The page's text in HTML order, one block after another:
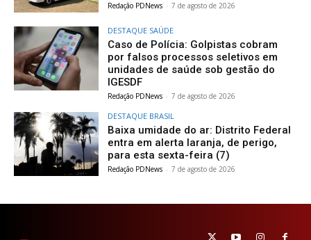
Redação PDNews - 7 de agosto de 2026
DESTAQUE SAÚDE
Caso de Polícia: Golpistas cobram
por falsos processos seletivos em
unidades de saúde sob gestão do
IGESDF
Redação PDNews - 7 de agosto de 2026
DESTAQUE BRASIL
Baixa umidade do ar: Distrito Federal
entra em alerta laranja, de perigo,
para esta sexta-feira (7)
Redação PDNews - 7 de agosto de 2026